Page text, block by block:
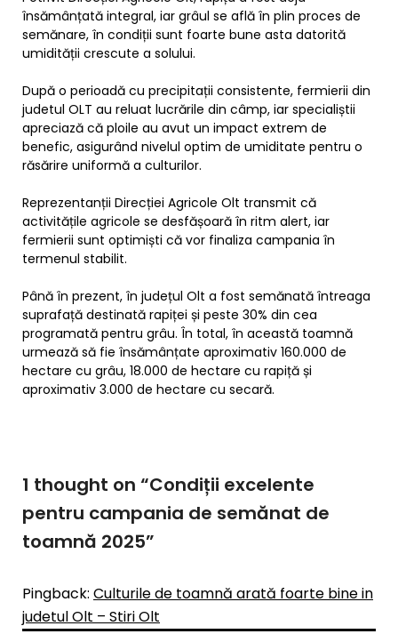
însămânțată integral, iar grâul se află în plin proces de
semănare, în condiții sunt foarte bune asta datorită
umidității crescute a solului.
După o perioadă cu precipitații consistente, fermierii din
judetul OLT au reluat lucrările din câmp, iar specialiștii
apreciază că ploile au avut un impact extrem de
benefic, asigurând nivelul optim de umiditate pentru o
răsărire uniformă a culturilor.
Reprezentanții Direcției Agricole Olt transmit că
activitățile agricole se desfășoară în ritm alert, iar
fermierii sunt optimiști că vor finaliza campania în
termenul stabilit.
Până în prezent, în județul Olt a fost semănată întreaga
suprafață destinată rapiței și peste 30% din cea
programată pentru grâu. În total, în această toamnă
urmează să fie însămânțate aproximativ 160.000 de
hectare cu grâu, 18.000 de hectare cu rapiță și
aproximativ 3.000 de hectare cu secară.
1 thought on “Condiții excelente
pentru campania de semănat de
toamnă 2025”
Pingback: Culturile de toamnă arată foarte bine in
judetul Olt – Stiri Olt